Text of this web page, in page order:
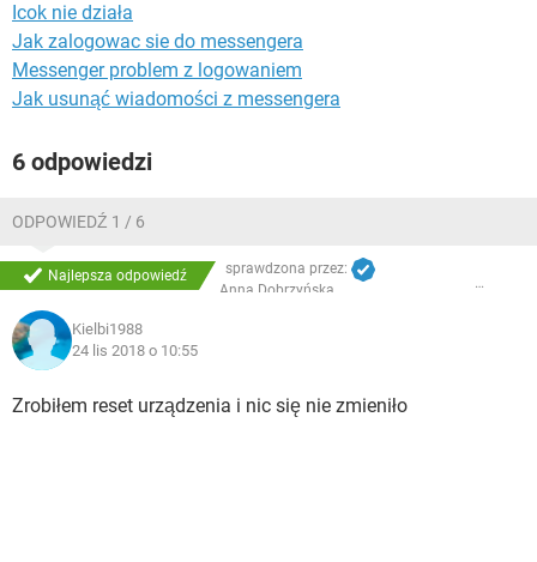
Icok nie działa
Jak zalogowac sie do messengera
Messenger problem z logowaniem
Jak usunąć wiadomości z messengera
6 odpowiedzi
ODPOWIEDŹ 1 / 6
Najlepsza odpowiedź
sprawdzona przez:
Anna Dobrzyńska
Kielbi1988
24 lis 2018 o 10:55
Zrobiłem reset urządzenia i nic się nie zmieniło